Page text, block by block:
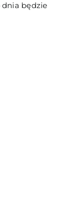
dnia będzie